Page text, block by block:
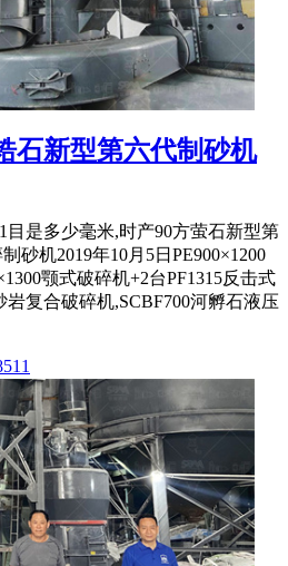
石新型第六代制砂机
目是多少毫米,时产90方萤石新型第
砂机2019年10月5日PE900×1200
颚式破碎机+2台PF1315反击式
复合破碎机,SCBF700河孵石液压